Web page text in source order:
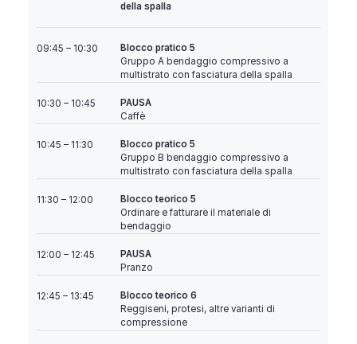
della spalla
09:45 – 10:30
Blocco pratico 5
Gruppo A bendaggio compressivo a
multistrato con fasciatura della spalla
10:30 – 10:45
PAUSA
Caffè
10:45 – 11:30
Blocco pratico 5
Gruppo B bendaggio compressivo a
multistrato con fasciatura della spalla
11:30 – 12:00
Blocco teorico 5
Ordinare e fatturare il materiale di
bendaggio
12:00 – 12:45
PAUSA
Pranzo
12:45 – 13:45
Blocco teorico 6
Reggiseni, protesi, altre varianti di
compressione